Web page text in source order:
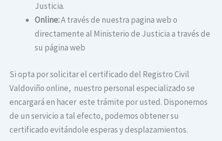
Justicia.
Online:A través de nuestra pagina web o
directamente al Ministerio de Justicia a través de
su página web
Si opta por solicitar el certificado del Registro Civil
Valdoviño online, nuestro personal especializado se
encargará en hacer este trámite por usted. Disponemos
de un servicio a tal efecto, podemos obtener su
certificado evitándole esperas y desplazamientos.